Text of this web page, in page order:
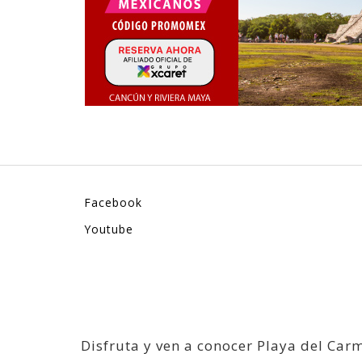
Facebook
Youtube
Disfruta y ven a conocer Playa del